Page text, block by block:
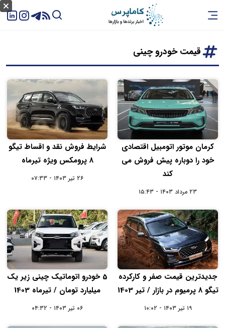
قیمت خودرو چینی
کرمان موتور اتومبیل اقتصادی‌
خود را دوباره پیش فروش می‌
کند
۲۳ مرداد ۱۴۰۳ - ۱۵:۴۳
شرایط فروش نقد و اقساط تیگو
8 پرومکس ویژه تیرماه
۲۶ تیر ۱۴۰۳ - ۰۷:۳۳
جدیدترین قیمت صفر و کارکرده
تیگو 8 پرمیوم در بازار / تیر 1403
۱۹ تیر ۱۴۰۳ - ۱۰:۰۲
5 خودرو اتوماتیک چینی زیر یک
میلیارد تومان / تیرماه 1403
۰۶ تیر ۱۴۰۳ - ۰۴:۳۲